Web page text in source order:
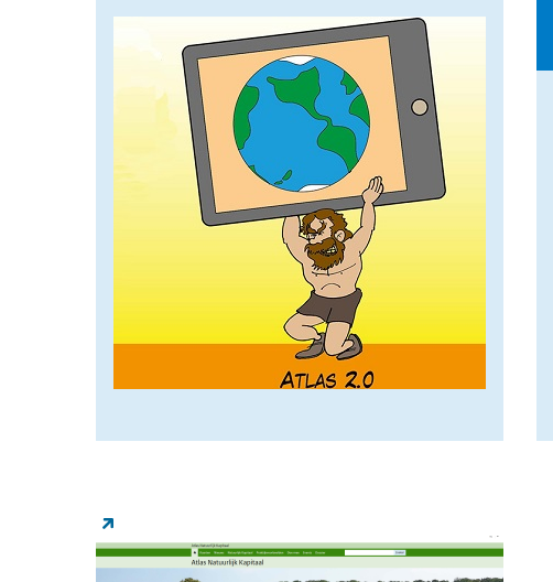
afbeelding
Atlas Natuurlijk Kapitaal
(externe link)